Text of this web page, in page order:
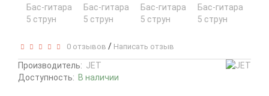
0 отзывов / Написать отзыв
Производитель: JET
Доступность: В наличии